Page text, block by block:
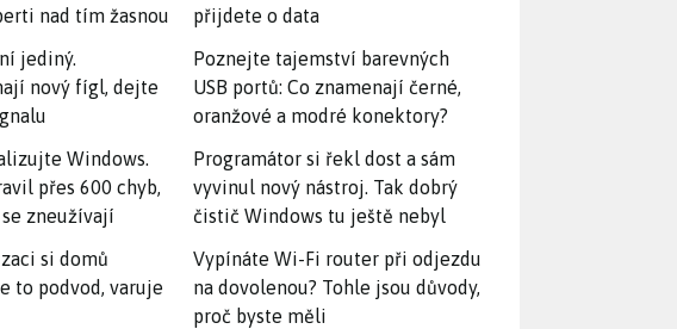
nad tím žasnou
jediný.
nový fígl, dejte
Windows.
přes 600 chyb,
zneužívají
si domů
to podvod, varuje
přijdete o data
Poznejte tajemství barevných
USB portů: Co znamenají černé,
oranžové a modré konektory?
Programátor si řekl dost a sám
vyvinul nový nástroj. Tak dobrý
čistič Windows tu ještě nebyl
Vypínáte Wi-Fi router při odjezdu
na dovolenou? Tohle jsou důvody,
proč byste měli